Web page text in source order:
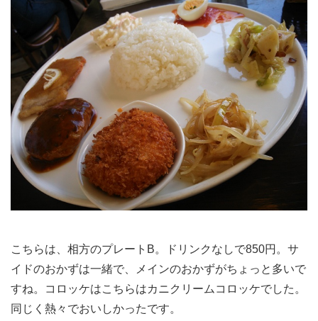
こちらは、相方のプレートB。ドリンクなしで850円。サ
イドのおかずは一緒で、メインのおかずがちょっと多いで
すね。コロッケはこちらはカニクリームコロッケでした。
同じく熱々でおいしかったです。